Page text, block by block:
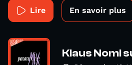
Lire En savoir plus
Klaus Nomi